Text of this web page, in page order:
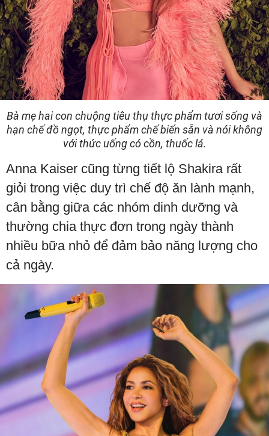
Bà mẹ hai con chuộng tiêu thụ thực phẩm tươi sống và
hạn chế đồ ngọt, thực phẩm chế biến sẵn và nói không
với thức uống có cồn, thuốc lá.
Anna Kaiser cũng từng tiết lộ Shakira rất
giỏi trong việc duy trì chế độ ăn lành mạnh,
cân bằng giữa các nhóm dinh dưỡng và
thường chia thực đơn trong ngày thành
nhiều bữa nhỏ để đảm bảo năng lượng cho
cả ngày.